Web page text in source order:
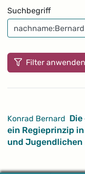
Suchbegriff
Filter anwenden
Artikel
Konrad Bernard
ein Regieprinzip
und Jugendlichen